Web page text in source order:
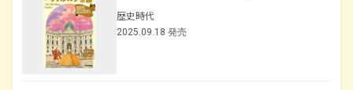
歴史時代
2025.09.18 発売